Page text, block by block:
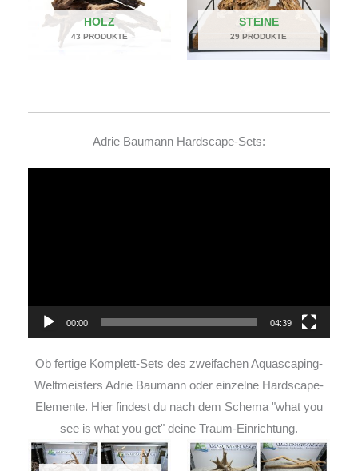
HOLZ
43 PRODUKTE
STEINE
29 PRODUKTE
Adrie Baumann Hardscape-Sets:
00:00 04:39
Ob fertige Komplett-Sets des zweifachen Aquascaping-
Weltmeisters Adrie Baumann oder einzelne Hardscape-
Elemente. Hier findest du nach dem Schema "what you
see is what you get" deine Traum-Einrichtung.